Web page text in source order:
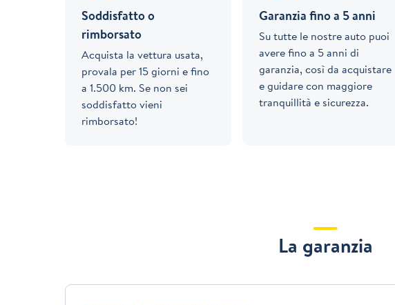
Soddisfatto o
rimborsato
Acquista la vettura usata,
provala per 15 giorni e fino
a 1.500 km. Se non sei
soddisfatto vieni
rimborsato!
Garanzia fino a 5 anni
Su tutte le nostre auto puoi
avere fino a 5 anni di
garanzia, così da acquistare
e guidare con maggiore
tranquillità e sicurezza.
La garanzia